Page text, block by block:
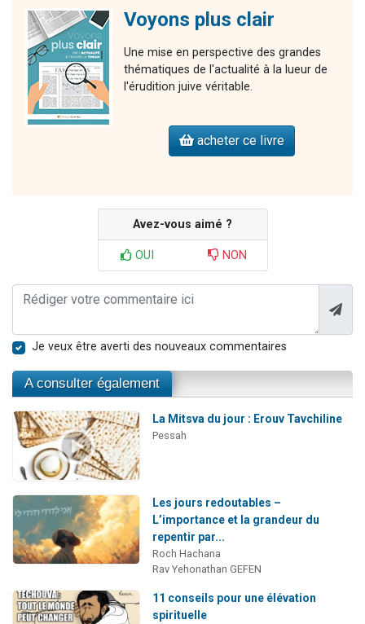
Voyons plus clair
Une mise en perspective des grandes
thématiques de l'actualité à la lueur de
l'érudition juive véritable.
acheter ce livre
Avez-vous aimé ?
OUI NON
Je veux être averti des nouveaux commentaires
A consulter également
La Mitsva du jour : Erouv Tavchiline
Pessah
Les jours redoutables –
L’importance et la grandeur du
repentir par...
Roch Hachana
Rav Yehonathan GEFEN
11 conseils pour une élévation
spirituelle